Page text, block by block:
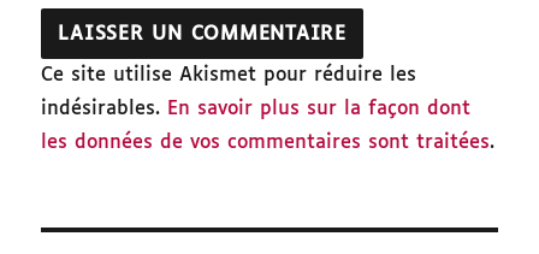
Ce site utilise Akismet pour réduire les
indésirables. En savoir plus sur la façon dont
les données de vos commentaires sont traitées.